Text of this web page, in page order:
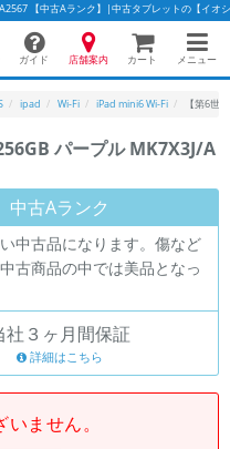
【中古Aランク】|中古タブレットの【イオ
ガイド 店舗案内 カート メニュー
ipad Wi-Fi iPad mini6 Wi-Fi 【第6世
パープル MK7X3J/A
中古Aランク
中古品になります。傷など
古商品の中では美品となっ
社３ヶ月間保証
詳細はこちら
ません。